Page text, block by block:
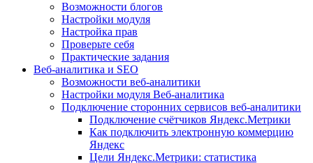
Возможности блогов
Настройки модуля
Настройка прав
Проверьте себя
Практические задания
Веб-аналитика и SEO
Возможности веб-аналитики
Настройки модуля Веб-аналитика
Подключение сторонних сервисов веб-аналитики
Подключение счётчиков Яндекс.Метрики
Как подключить электронную коммерцию
Яндекс
Цели Яндекс.Метрики: статистика